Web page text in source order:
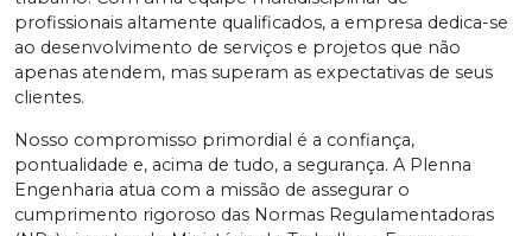
profissionais altamente qualificados, a empresa dedica-se
ao desenvolvimento de serviços e projetos que não
apenas atendem, mas superam as expectativas de seus
clientes.
Nosso compromisso primordial é a confiança,
pontualidade e, acima de tudo, a segurança. A Plenna
Engenharia atua com a missão de assegurar o
cumprimento rigoroso das Normas Regulamentadoras